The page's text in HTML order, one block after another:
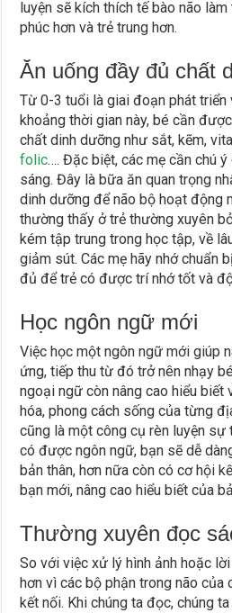
luyện sẽ kích thích tế bào não
phúc hơn và trẻ trung hơn.
Ăn uống đầy đủ chất
Từ 0-3 tuổi là giai đoạn phát triển
khoảng thời gian này, bé cần
chất dinh dưỡng như sắt, kẽm,
folic…. Đặc biệt, các mẹ cần chú
sáng. Đây là bữa ăn quan trọng
dinh dưỡng để não bộ hoạt động
thường thấy ở trẻ thường xuyên
kém tập trung trong học tập, về
giảm sút. Các mẹ hãy nhớ chuẩn
đủ để trẻ có được trí nhớ tốt và
Học ngôn ngữ mới
Việc học một ngôn ngữ mới giúp
ứng, tiếp thu từ đó trở nên nhạy
ngoại ngữ còn nâng cao hiểu biết
hóa, phong cách sống của từng
cũng là một công cụ rèn luyện sự
có được ngôn ngữ, bạn sẽ dễ
bản thân, hơn nữa còn có cơ hội
bạn mới, nâng cao hiểu biết của
Thường xuyên đọc
So với việc xử lý hình ảnh hoặc
hơn vì các bộ phận trong não của
kết nối. Khi chúng ta đọc, chúng